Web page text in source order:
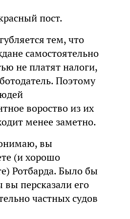
пост.
тем, что
самостоятельно
не платят налоги,
Поэтому
вороство из их
менее заметно.
вы
(и хорошо
Ротбарда. Было бы
вы персказали его
частных судов